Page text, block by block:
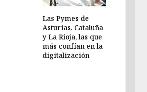
Las Pymes de
Asturias, Cataluña
y La Rioja, las que
más confían en la
digitalización